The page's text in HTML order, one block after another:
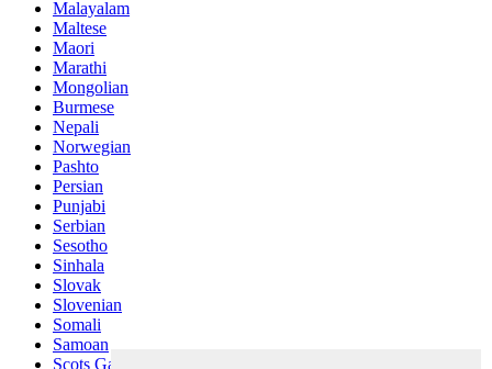
Malayalam
Maltese
Maori
Marathi
Mongolian
Burmese
Nepali
Norwegian
Pashto
Persian
Punjabi
Serbian
Sesotho
Sinhala
Slovak
Slovenian
Somali
Samoan
Scots Gaelic